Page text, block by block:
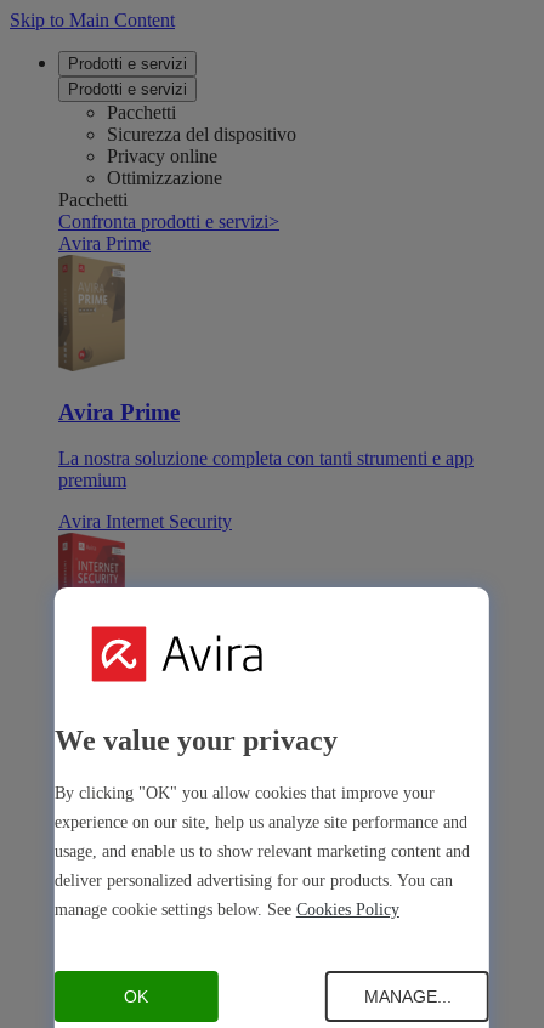
Skip to Main Content
Prodotti e servizi
Prodotti e servizi
Pacchetti
Sicurezza del dispositivo
Privacy online
Ottimizzazione
Pacchetti
Confronta prodotti e servizi>
Avira Prime
Avira Prime
La nostra soluzione completa con tanti strumenti e app
premium
Avira Internet Security
Avira Internet Security
La nostra soluzione 3 in 1 con tanti strumenti premium
Sicurezza del dispositivo
Antivirus
We value your privacy
By clicking "OK" you allow cookies that improve your
experience on our site, help us analyze site performance and
usage, and enable us to show relevant marketing content and
deliver personalized advertising for our products. You can
manage cookie settings below. See Cookies Policy
OK MANAGE...